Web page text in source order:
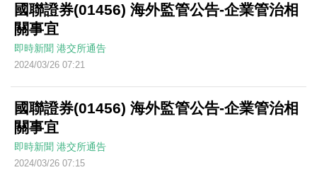
國聯證券(01456) 海外監管公告-企業管治相
關事宜
即時新聞 港交所通告
2024/03/26 07:21
國聯證券(01456) 海外監管公告-企業管治相
關事宜
即時新聞 港交所通告
2024/03/26 07:15